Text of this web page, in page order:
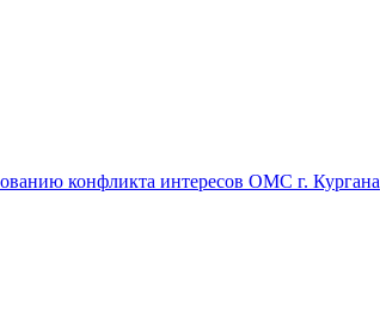
конфликта интересов ОМС г. Кургана